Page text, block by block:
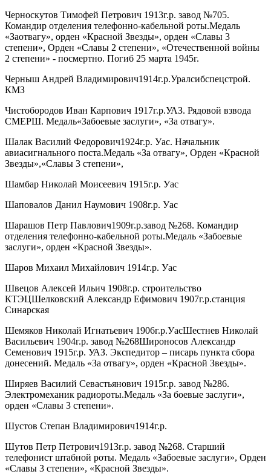
Черноскутов Тимофей Петрович 1913г.р. завод №705.
Командир отделения телефонно-кабельной роты.Медаль
«Заотвагу», орден «Красной Звезды», орден «Славы 3
степени», Орден «Славы 2 степени», «Отечественной войны
2 степени» - посмертно. Погиб 25 марта 1945г.
Черныш Андрей Владимирович1914г.р.Уралсибспецстрой.
КМЗ
Чистобородов Иван Карпович 1917г.р.УАЗ. Рядовой взвода
СМЕРШ. Медаль«Забоевые заслуги», «За отвагу».
Шалак Василий Федорович1924г.р. Уас. Начальник
авиасигнального поста.Медаль «За отвагу», Орден «Красной
Звезды»,«Славы 3 степени»,
Шамбар Николай Моисеевич 1915г.р. Уас
Шаповалов Данил Наумович 1908г.р. Уас
Шарашов Петр Павлович1909г.р.завод №268. Командир
отделения телефонно-кабельной роты.Медаль «Забоевые
заслуги», орден «Красной Звезды».
Шаров Михаил Михайлович 1914г.р. Уас
Швецов Алексей Ильич 1908г.р. строительство
КТЭЦШелковский Александр Ефимович 1907г.р.станция
Синарская
Шемяков Николай Игнатьевич 1906г.р.УасШестнев Николай
Васильевич 1904г.р. завод №268Широносов Александр
Семенович 1915г.р. УАЗ. Экспедитор – писарь пункта сбора
донесений. Медаль «За отвагу», орден «Красной Звезды».
Ширяев Василий Севастьянович 1915г.р. завод №286.
Электромеханик радиороты.Медаль «За боевые заслуги»,
орден «Славы 3 степени».
Шустов Степан Владимирович1914г.р.
Шутов Петр Петрович1913г.р. завод №268. Старший
телефонист штабной роты. Медаль «Забоевые заслуги», Орден
«Славы 3 степени», «Красной Звезды».